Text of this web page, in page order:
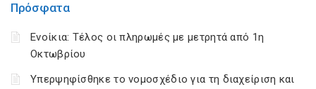
Πρόσφατα
Ενοίκια: Τέλος οι πληρωμές με μετρητά από 1η
Οκτωβρίου
Υπερψηφίσθηκε το νομοσχέδιο για τη διαχείριση και